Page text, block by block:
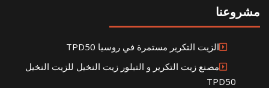
مشروعنا
الزيت التكرير مستمرة في روسيا TPD50
مصنع زيت التكرير و التبلور زيت النخيل للزيت النخيل
TPD50